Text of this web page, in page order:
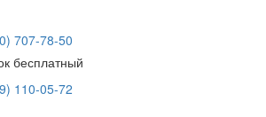
707-78-50
бесплатный
110-05-72